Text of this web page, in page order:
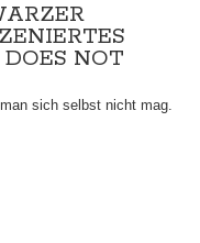
NOT
sich selbst nicht mag.